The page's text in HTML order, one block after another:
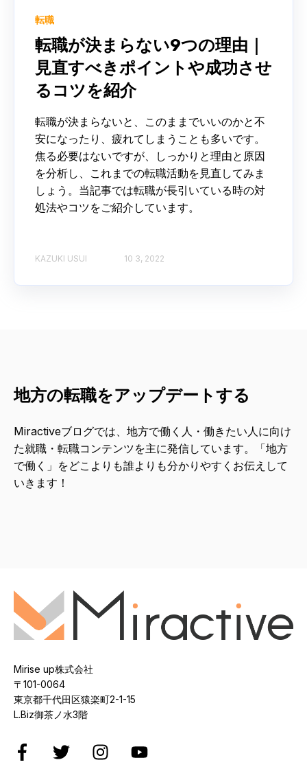
転職
転職が決まらない9つの理由｜
見直すべきポイントや成功させ
るコツを紹介
転職が決まらないと、このままでいいのかと不
安になったり、疲れてしまうことも多いです。
焦る必要はないですが、しっかりと理由と原因
を分析し、これまでの転職活動を見直してみま
しょう。当記事では転職が長引いている時の対
処法やコツをご紹介しています。
KAZUKI USUI 10 3, 2022
地方の転職をアップデートする
Miractiveブログでは、地方で働く人・働きたい人に向け
た就職・転職コンテンツを主に発信しています。「地方
で働く」をどこよりも誰よりも分かりやすくお伝えして
いきます！
Mirise up株式会社
〒101-0064
東京都千代田区猿楽町2-1-15
L.Biz御茶ノ水3階